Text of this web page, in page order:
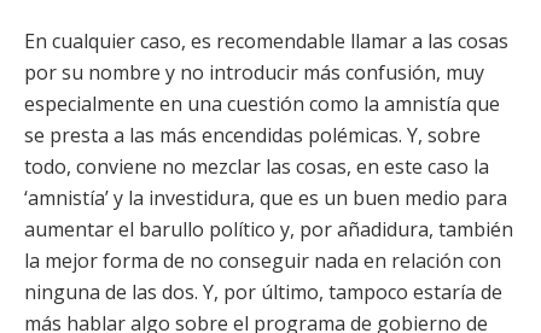
En cualquier caso, es recomendable llamar a las cosas
por su nombre y no introducir más confusión, muy
especialmente en una cuestión como la amnistía que
se presta a las más encendidas polémicas. Y, sobre
todo, conviene no mezclar las cosas, en este caso la
‘amnistía’ y la investidura, que es un buen medio para
aumentar el barullo político y, por añadidura, también
la mejor forma de no conseguir nada en relación con
ninguna de las dos. Y, por último, tampoco estaría de
más hablar algo sobre el programa de gobierno de